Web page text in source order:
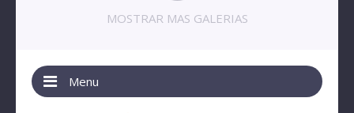
MOSTRAR MAS GALERIAS
Menu